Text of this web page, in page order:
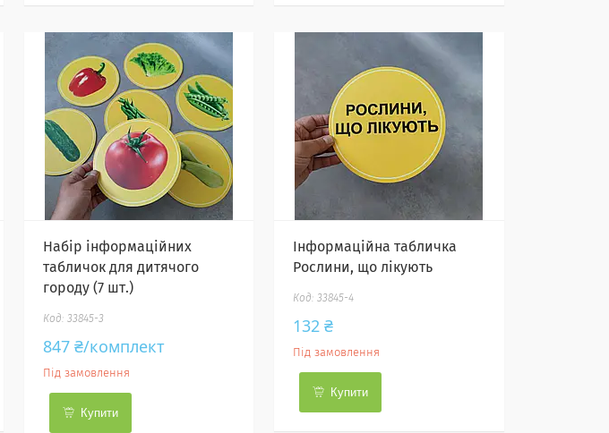
Набір інформаційних
табличок для дитячого
городу (7 шт.)
33845-3
847 ₴/комплект
Під замовлення
Купити
Інформаційна табличка
Рослини, що лікують
33845-4
132 ₴
Під замовлення
Купити